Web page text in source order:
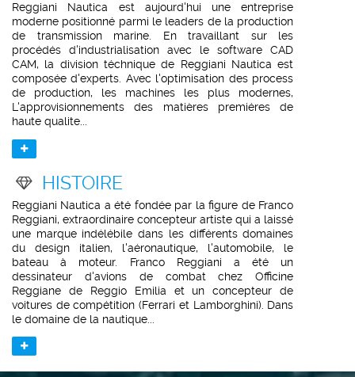
Reggiani Nautica est aujourd'hui une entreprise
moderne positionné parmi le leaders de la production
de transmission marine. En travaillant sur les
procédés d'industrialisation avec le software CAD
CAM, la division téchnique de Reggiani Nautica est
composée d'experts. Avec l'optimisation des process
de production, les machines les plus modernes,
L'approvisionnements des matières premiéres de
haute qualite...
HISTOIRE
Reggiani Nautica a été fondée par la figure de Franco
Reggiani, extraordinaire concepteur artiste qui a laissé
une marque indélébile dans les différents domaines
du design italien, l'aéronautique, l'automobile, le
bateau à moteur. Franco Reggiani a été un
dessinateur d'avions de combat chez Officine
Reggiane de Reggio Emilia et un concepteur de
voitures de compétition (Ferrari et Lamborghini). Dans
le domaine de la nautique...